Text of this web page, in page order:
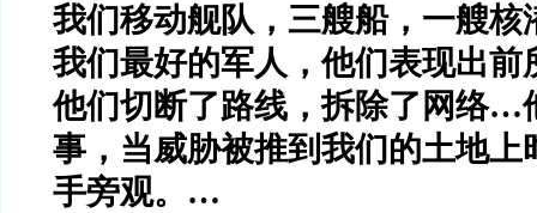
我们移动舰队，三艘船，一艘核
我们最好的军人，他们表现出前
他们切断了路线，拆除了网络…
事，当威胁被推到我们的土地上
手旁观。…